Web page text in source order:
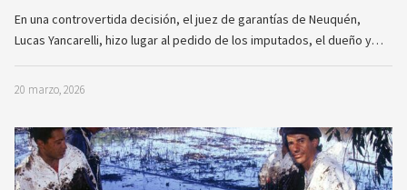
En una controvertida decisión, el juez de garantías de Neuquén,
Lucas Yancarelli, hizo lugar al pedido de los imputados, el dueño y…
20 marzo, 2026